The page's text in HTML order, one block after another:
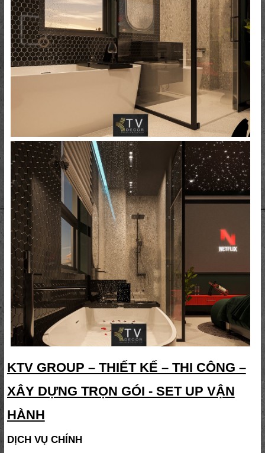
KTV GROUP – THIẾT KẾ – THI CÔNG –
XÂY DỰNG TRỌN GÓI - SET UP VẬN
HÀNH
DỊCH VỤ CHÍNH